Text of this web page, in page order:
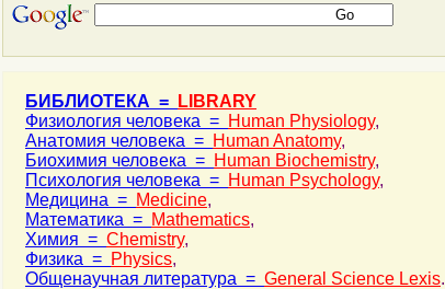
БИБЛИОТЕКА =
LIBRARY
Физиология человека = Human Physiology,
Анатомия человека = Human Anatomy,
Биохимия человека = Human Biochemistry,
Психология человека = Human Psychology,
Медицина = Medicine,
Математика = Mathematics,
Химия = Chemistry,
Физика = Physics,
Общенаучная литература = General Science Lexis.